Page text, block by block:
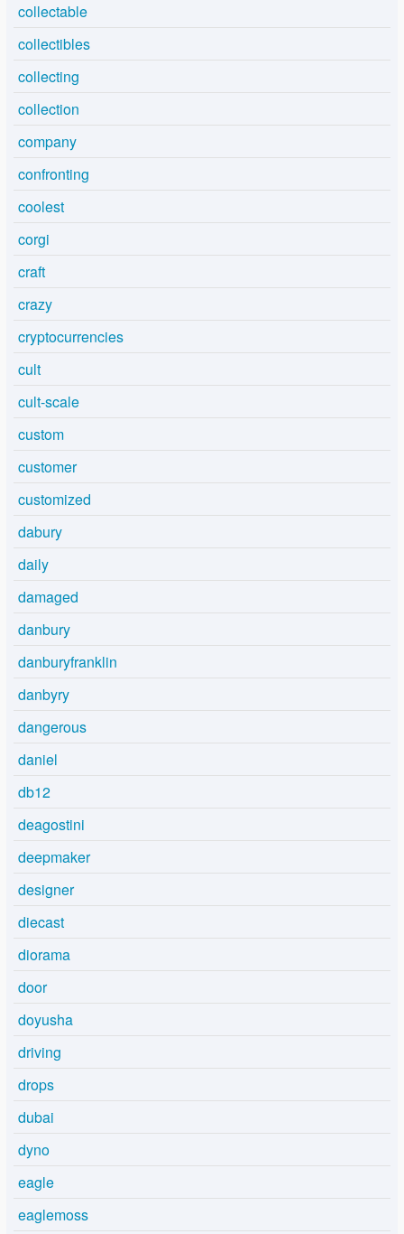
collectable
collectibles
collecting
collection
company
confronting
coolest
corgi
craft
crazy
cryptocurrencies
cult
cult-scale
custom
customer
customized
dabury
daily
damaged
danbury
danburyfranklin
danbyry
dangerous
daniel
db12
deagostini
deepmaker
designer
diecast
diorama
door
doyusha
driving
drops
dubai
dyno
eagle
eaglemoss